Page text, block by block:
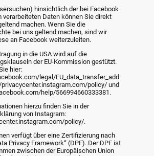
hinsichtlich der bei Facebook
verarbeiteten Daten können Sie direkt
machen. Wenn Sie die
bei uns geltend machen, sind wir
an Facebook weiterzuleiten.
in die USA wird auf die
der EU-Kommission gestützt.
hier:
legal/EU_data_transfer_add
policy/ und
help/566994660333381.
hierzu finden Sie in der
von Instagram:
policy/.
verfügt über eine Zertifizierung nach
Privacy Framework“ (DPF). Der DPF ist
zwischen der Europäischen Union